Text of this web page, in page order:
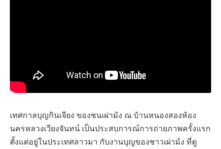
เทศกาลบุญกินเจียง ของชนเผ่าม้ง ณ บ้านหนองสองห้อง
นครหลวงเวียงจันทน์ เป็นประสบการณ์การถ่ายภาพครั้งแรก
ตั้งแต่อยู่ในประเทศลาวมา กับงานบุญของชาวเผ่าม้ง ที่ดู